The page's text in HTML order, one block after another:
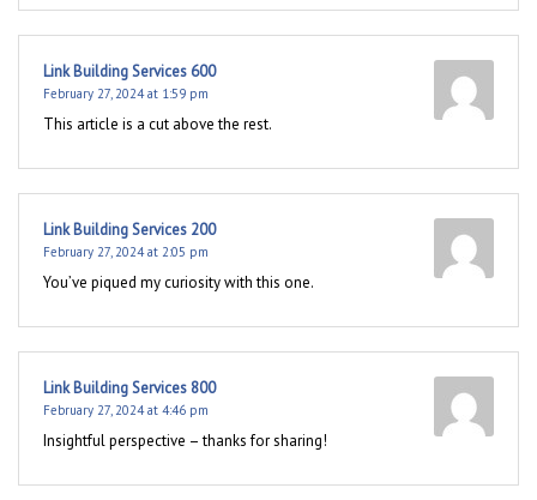
Link Building Services 600
February 27, 2024 at 1:59 pm
This article is a cut above the rest.
Link Building Services 200
February 27, 2024 at 2:05 pm
You’ve piqued my curiosity with this one.
Link Building Services 800
February 27, 2024 at 4:46 pm
Insightful perspective – thanks for sharing!